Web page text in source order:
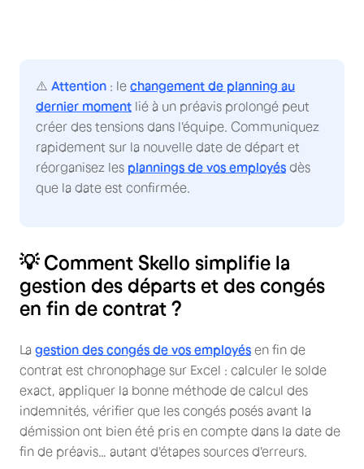
⚠️ Attention : le changement de planning au
dernier moment lié à un préavis prolongé peut
créer des tensions dans l'équipe. Communiquez
rapidement sur la nouvelle date de départ et
réorganisez les plannings de vos employés dès
que la date est confirmée.
💡 Comment Skello simplifie la
gestion des départs et des congés
en fin de contrat ?
La gestion des congés de vos employés en fin de
contrat est chronophage sur Excel : calculer le solde
exact, appliquer la bonne méthode de calcul des
indemnités, vérifier que les congés posés avant la
démission ont bien été pris en compte dans la date de
fin de préavis… autant d'étapes sources d'erreurs.